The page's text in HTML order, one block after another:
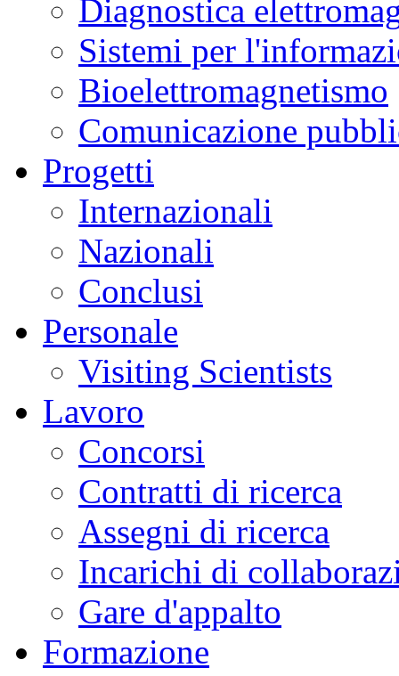
Diagnostica
Sistemi per
Bioelettromagnetismo
Comunicazione
Progetti
Internazionali
Nazionali
Conclusi
Personale
Visiting Scientists
Lavoro
Concorsi
Contratti di ricerca
Assegni di ricerca
Incarichi di
Gare d'appalto
Formazione